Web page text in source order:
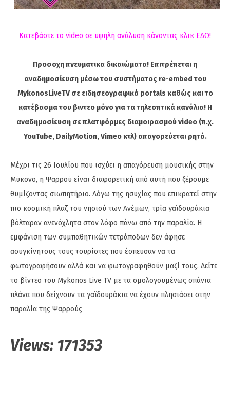
Κατεβάστε το video σε υψηλή ανάλυση κάνοντας κλικ ΕΔΩ!
Προσοχη πνευματικα δικαιώματα! Επιτρέπεται η
αναδημοσίευση μέσω του συστήματος re-embed του
MykonosLiveTV σε ειδησεογραφικά portals καθώς και το
κατέβασμα του βιντεο μόνο για τα τηλεοπτικά κανάλια! Η
αναδημοσίευση σε πλατφόρμες διαμοιρασμού video (π.χ.
YouTube, DailyMotion, Vimeo κτλ) απαγορεύεται ρητά.
Μέχρι τις 26 Ιουλίου που ισχύει η απαγόρευση μουσικής στην
Μύκονο, η Ψαρρού είναι διαφορετική από αυτή που ξέρουμε
θυμίζοντας σιωπητήριο. Λόγω της ησυχίας που επικρατεί στην
πιο κοσμική πλαζ του νησιού των Ανέμων, τρία γαϊδουράκια
βόλταραν ανενόχλητα στον λόφο πάνω από την παραλία. Η
εμφάνιση των συμπαθητικών τετράποδων δεν άφησε
ασυγκίνητους τους τουρίστες που έσπευσαν να τα
φωτογραφήσουν αλλά και να φωτογραφηθούν μαζί τους. Δείτε
το βίντεο του Mykonos Live TV με τα ομολογουμένως σπάνια
πλάνα που δείχνουν τα γαϊδουράκια να έχουν πλησιάσει στην
παραλία της Ψαρρούς
Views: 171353